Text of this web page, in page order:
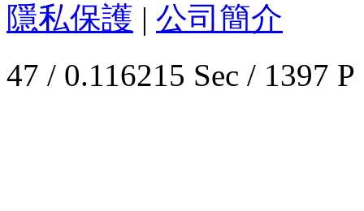
隱私保護 | 公司簡介
47 / 0.116215 Sec / 1397